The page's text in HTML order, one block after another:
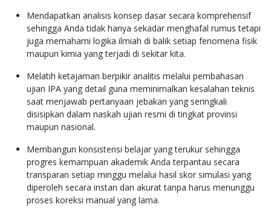
Mendapatkan analisis konsep dasar secara komprehensif
sehingga Anda tidak hanya sekadar menghafal rumus tetapi
juga memahami logika ilmiah di balik setiap fenomena fisik
maupun kimia yang terjadi di sekitar kita.
Melatih ketajaman berpikir analitis melalui pembahasan
ujian IPA yang detail guna meminimalkan kesalahan teknis
saat menjawab pertanyaan jebakan yang seringkali
disisipkan dalam naskah ujian resmi di tingkat provinsi
maupun nasional.
Membangun konsistensi belajar yang terukur sehingga
progres kemampuan akademik Anda terpantau secara
transparan setiap minggu melalui hasil skor simulasi yang
diperoleh secara instan dan akurat tanpa harus menunggu
proses koreksi manual yang lama.